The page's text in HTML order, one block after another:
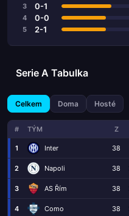
3 0-1
4 0-0
5 2-1
Serie A Tabulka
Celkem Doma Hosté
# TÝM Z
1 Inter 38
2 Napoli 38
3 AS Řím 38
4 Como 38